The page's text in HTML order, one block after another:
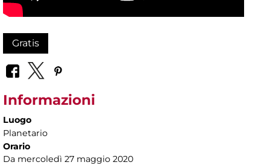
Gratis
Informazioni
Luogo
Planetario
Orario
Da mercoledì 27 maggio 2020